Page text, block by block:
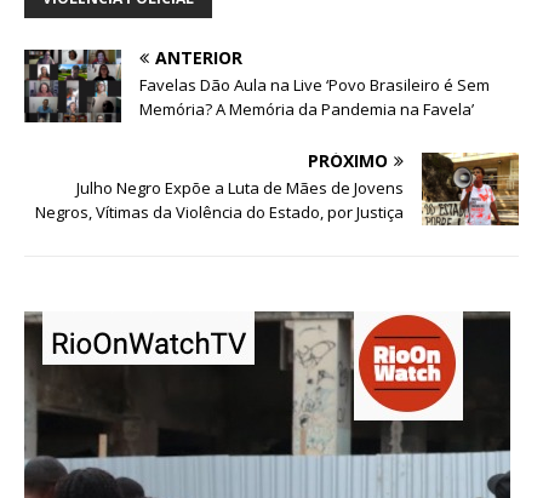
ANTERIOR
Favelas Dão Aula na Live ‘Povo Brasileiro é Sem
Memória? A Memória da Pandemia na Favela’
PRÓXIMO
Julho Negro Expõe a Luta de Mães de Jovens
Negros, Vítimas da Violência do Estado, por Justiça